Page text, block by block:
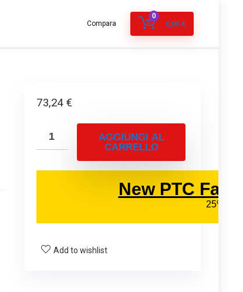
Compara
0
0,00 €
73,24 €
AGGIUNGI AL
CARRELLO
Add to wishlist